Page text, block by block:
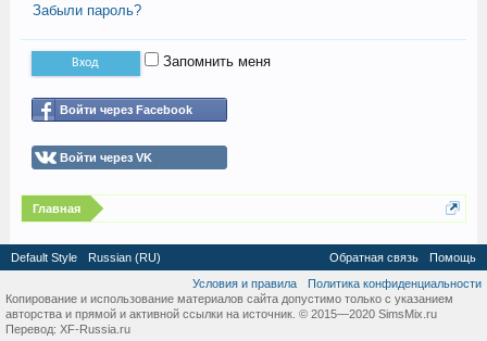
Забыли пароль?
Запомнить меня
Войти через Facebook
Войти через VK
Главная
Default Style Russian (RU) Обратная связь
Помощь
Условия и правила
Политика конфиденциальности
Копирование и использование материалов сайта допустимо только с указанием
авторства и прямой и активной ссылки на источник. © 2015—2020 SimsMix.ru
Перевод: XF-Russia.ru